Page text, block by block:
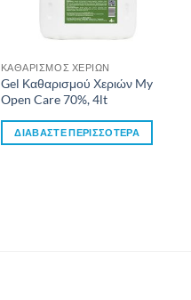
ΚΑΘΑΡΙΣΜΌΣ ΧΕΡΙΏΝ
Gel Καθαρισμού Χεριών My
Open Care 70%, 4lt
ΔΙΑΒΆΣΤΕ ΠΕΡΙΣΣΌΤΕΡΑ